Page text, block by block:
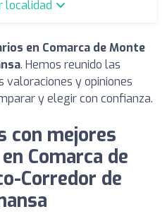
localidad
en Comarca de Monte
. Hemos reunido las
valoraciones y opiniones
y elegir con confianza.
con mejores
Comarca de
Corredor de